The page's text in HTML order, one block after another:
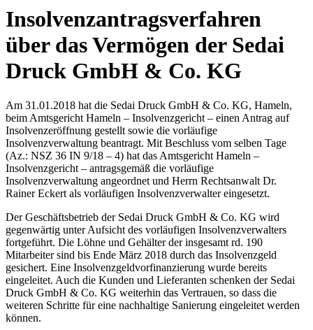
Insolvenzantragsverfahren
über das Vermögen der Sedai
Druck GmbH & Co. KG
Am 31.01.2018 hat die Sedai Druck GmbH & Co. KG, Hameln,
beim Amtsgericht Hameln – Insolvenzgericht – einen Antrag auf
Insolvenzeröffnung gestellt sowie die vorläufige
Insolvenzverwaltung beantragt. Mit Beschluss vom selben Tage
(Az.: NSZ 36 IN 9/18 – 4) hat das Amtsgericht Hameln –
Insolvenzgericht – antragsgemäß die vorläufige
Insolvenzverwaltung angeordnet und Herrn Rechtsanwalt Dr.
Rainer Eckert als vorläufigen Insolvenzverwalter eingesetzt.
Der Geschäftsbetrieb der Sedai Druck GmbH & Co. KG wird
gegenwärtig unter Aufsicht des vorläufigen Insolvenzverwalters
fortgeführt. Die Löhne und Gehälter der insgesamt rd. 190
Mitarbeiter sind bis Ende März 2018 durch das Insolvenzgeld
gesichert. Eine Insolvenzgeldvorfinanzierung wurde bereits
eingeleitet. Auch die Kunden und Lieferanten schenken der Sedai
Druck GmbH & Co. KG weiterhin das Vertrauen, so dass die
weiteren Schritte für eine nachhaltige Sanierung eingeleitet werden
können.